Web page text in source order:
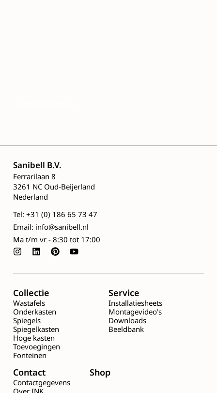
Sanibell B.V.
Ferrarilaan 8
3261 NC Oud-Beijerland
Nederland
Tel: +31 (0) 186 65 73 47
Email: info@sanibell.nl
Ma t/m vr - 8:30 tot 17:00
Collectie
Wastafels
Onderkasten
Spiegels
Spiegelkasten
Hoge kasten
Toevoegingen
Fonteinen
Service
Installatiesheets
Montagevideo's
Downloads
Beeldbank
Contact
Contactgegevens
Over INK
Shop